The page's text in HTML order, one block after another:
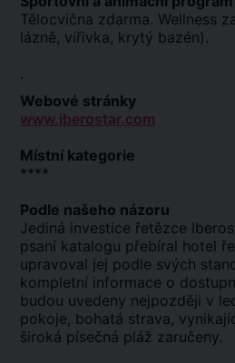
Tělocvična zdarma. Wellness
lázně, vířivka, krytý bazén).
.
Webové stránky
www.iberostar.com
Místní kategorie
****
Podle našeho názoru
Jediná investice řetězce
psaní katalogu přebíral hotel
upravoval jej podle svých
kompletní informace o
budou uvedeny nejpozději v
pokoje, bohatá strava,
široká písečná pláž zaručeny.